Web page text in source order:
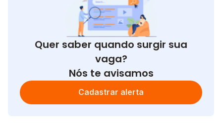
Quer saber quando surgir sua
vaga?
Nós te avisamos
Cadastrar alerta